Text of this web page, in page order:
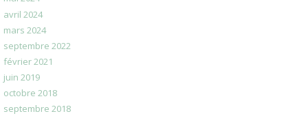
avril 2024
mars 2024
septembre 2022
février 2021
juin 2019
octobre 2018
septembre 2018